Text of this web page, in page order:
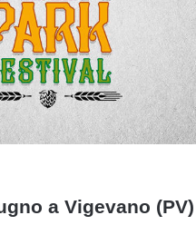
a Vigevano (PV)